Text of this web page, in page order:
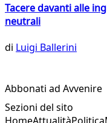
Tacere davanti alle
neutrali
di Luigi Ballerini
Abbonati ad Avvenire
Sezioni del sito